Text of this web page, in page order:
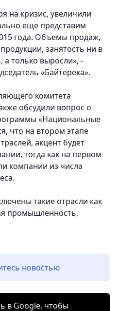
на кризис, увеличили
еще представим
года. Объемы продаж,
занятость ни в
а только выросли», -
«Байтерека».
комитета
обсудили вопрос о
«Национальные
что на втором этапе
акцент будет
тогда как на первом
компании из числа
такие отрасли как
промышленность,
новостью
в Google, чтобы